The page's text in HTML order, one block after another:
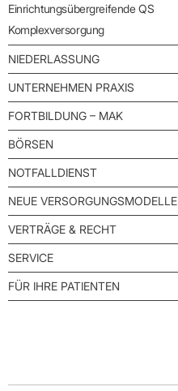
Einrichtungsübergreifende QS
Komplexversorgung
NIEDERLASSUNG
UNTERNEHMEN PRAXIS
FORTBILDUNG – MAK
BÖRSEN
NOTFALLDIENST
NEUE VERSORGUNGSMODELLE
VERTRÄGE & RECHT
SERVICE
FÜR IHRE PATIENTEN